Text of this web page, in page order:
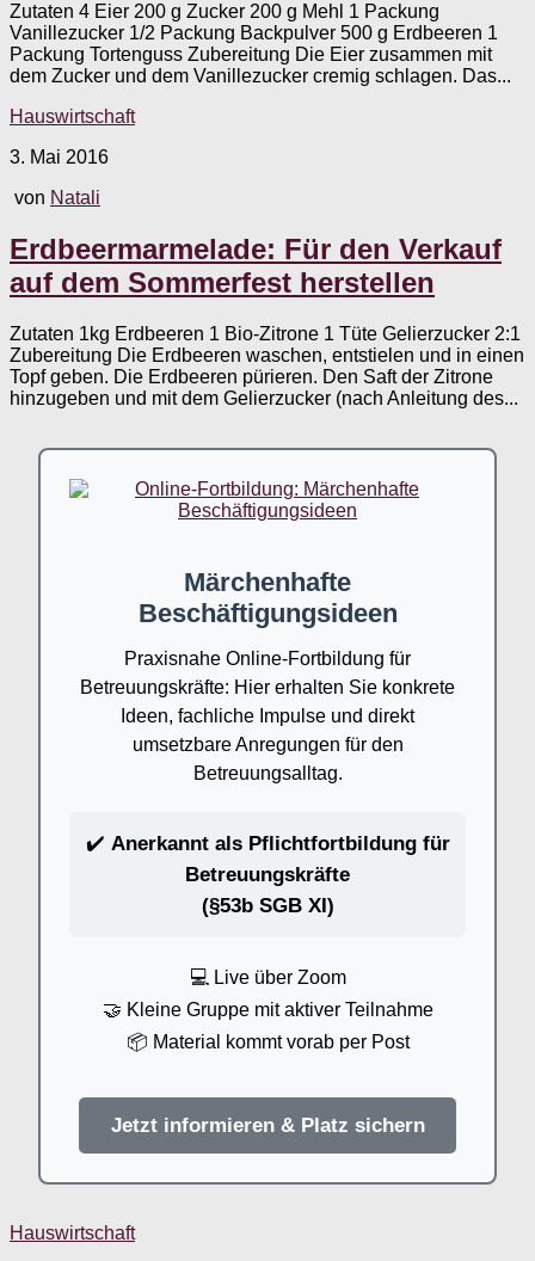
Zutaten 4 Eier 200 g Zucker 200 g Mehl 1 Packung
Vanillezucker 1/2 Packung Backpulver 500 g Erdbeeren 1
Packung Tortenguss Zubereitung Die Eier zusammen mit
dem Zucker und dem Vanillezucker cremig schlagen. Das...
Hauswirtschaft
3. Mai 2016
von Natali
Erdbeermarmelade: Für den Verkauf
auf dem Sommerfest herstellen
Zutaten 1kg Erdbeeren 1 Bio-Zitrone 1 Tüte Gelierzucker 2:1
Zubereitung Die Erdbeeren waschen, entstielen und in einen
Topf geben. Die Erdbeeren pürieren. Den Saft der Zitrone
hinzugeben und mit dem Gelierzucker (nach Anleitung des...
Märchenhafte
Beschäftigungsideen
Praxisnahe Online-Fortbildung für
Betreuungskräfte: Hier erhalten Sie konkrete
Ideen, fachliche Impulse und direkt
umsetzbare Anregungen für den
Betreuungsalltag.
✔️ Anerkannt als Pflichtfortbildung für
Betreuungskräfte
(§53b SGB XI)
💻 Live über Zoom
🤝 Kleine Gruppe mit aktiver Teilnahme
📦 Material kommt vorab per Post
Jetzt informieren & Platz sichern
Hauswirtschaft